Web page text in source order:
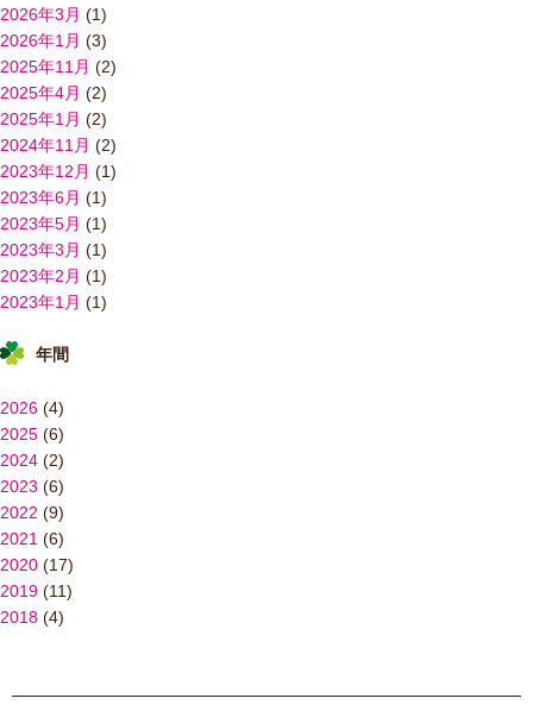
2026年3月 (1)
2026年1月 (3)
2025年11月 (2)
2025年4月 (2)
2025年1月 (2)
2024年11月 (2)
2023年12月 (1)
2023年6月 (1)
2023年5月 (1)
2023年3月 (1)
2023年2月 (1)
2023年1月 (1)
年間
2026 (4)
2025 (6)
2024 (2)
2023 (6)
2022 (9)
2021 (6)
2020 (17)
2019 (11)
2018 (4)